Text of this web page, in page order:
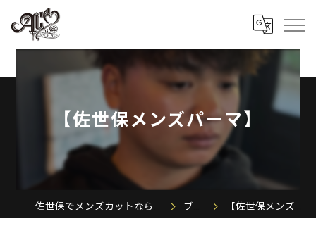
【佐世保メンズパーマ】
ブログ 【佐世保メンズパーマ】